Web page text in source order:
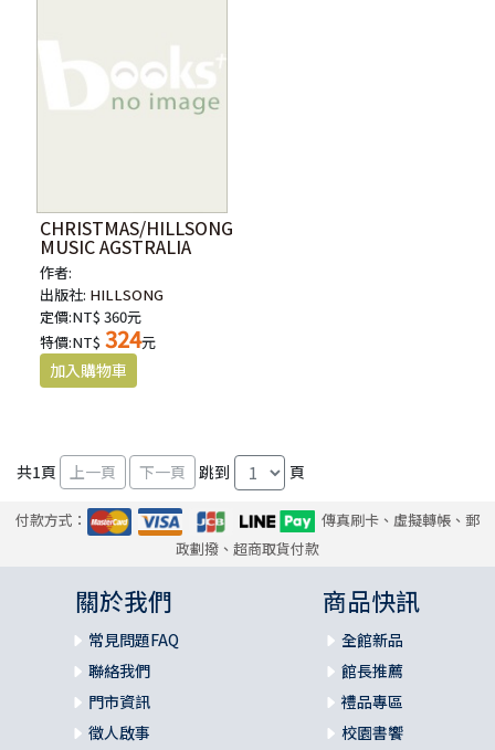
CHRISTMAS/HILLSONG
MUSIC AGSTRALIA
作者:
出版社: HILLSONG
定價:NT$ 360元
特價:NT$ 324元
共1頁 跳到 頁
付款方式：
傳真刷卡、虛擬轉帳、郵
政劃撥、超商取貨付款
關於我們
常見問題FAQ
聯絡我們
門市資訊
徵人啟事
商品快訊
全館新品
館長推薦
禮品專區
校園書饗